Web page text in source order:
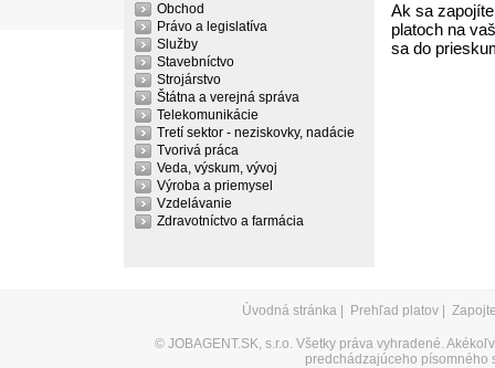
Obchod
Právo a legislatíva
Služby
Stavebníctvo
Strojárstvo
Štátna a verejná správa
Telekomunikácie
Tretí sektor - neziskovky, nadácie
Tvorivá práca
Veda, výskum, vývoj
Výroba a priemysel
Vzdelávanie
Zdravotníctvo a farmácia
Ak sa
platoch na
sa do
Úvodná stránka Prehľad platov
© JOBAGENT.SK, s.r.o. Všetky práva vyhradené.
predchádzajúceho písomného